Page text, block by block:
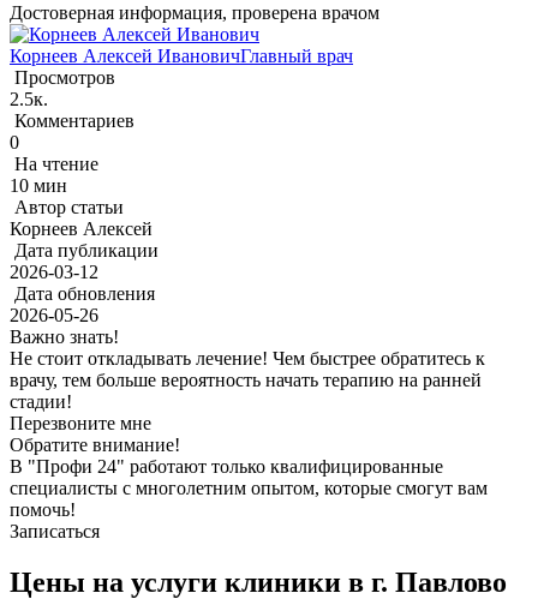
Достоверная информация, проверена врачом
Корнеев Алексей ИвановичГлавный врач
Просмотров
2.5к.
Комментариев
0
На чтение
10 мин
Автор статьи
Корнеев Алексей
Дата публикации
2026-03-12
Дата обновления
2026-05-26
Важно знать!
Не стоит откладывать лечение! Чем быстрее обратитесь к
врачу, тем больше вероятность начать терапию на ранней
стадии!
Перезвоните мне
Обратите внимание!
В "Профи 24" работают только квалифицированные
специалисты с многолетним опытом, которые смогут вам
помочь!
Записаться
Цены на услуги клиники в г. Павлово